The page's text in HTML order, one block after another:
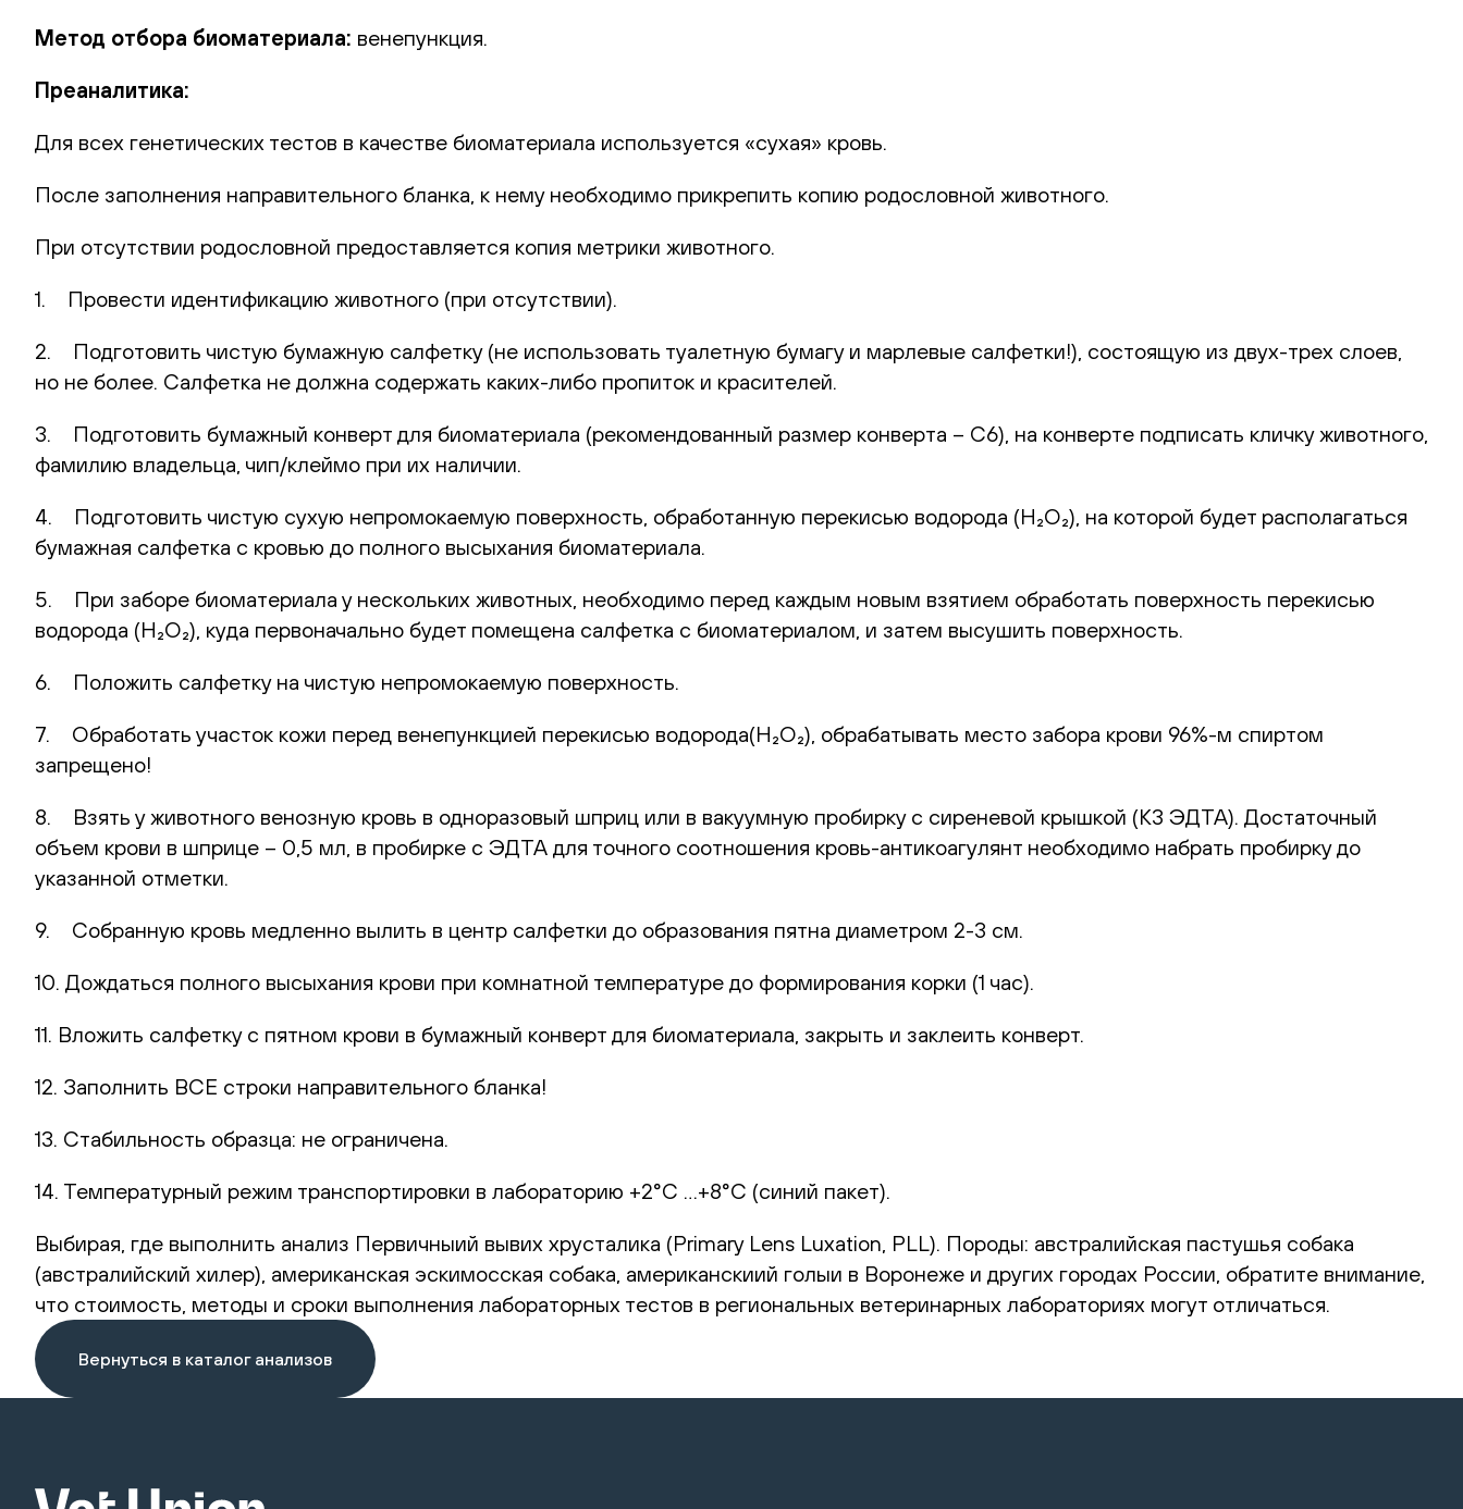
Метод отбора биоматериала: венепункция.
Преаналитика:
Для всех генетических тестов в качестве биоматериала используется «сухая» кровь.
После заполнения направительного бланка, к нему необходимо прикрепить копию родословной животного.
При отсутствии родословной предоставляется копия метрики животного.
1. Провести идентификацию животного (при отсутствии).
2. Подготовить чистую бумажную салфетку (не использовать туалетную бумагу и марлевые салфетки!), состоящую из двух-трех слоев,
но не более. Салфетка не должна содержать каких-либо пропиток и красителей.
3. Подготовить бумажный конверт для биоматериала (рекомендованный размер конверта – С6), на конверте подписать кличку животного,
фамилию владельца, чип/клеймо при их наличии.
4. Подготовить чистую сухую непромокаемую поверхность, обработанную перекисью водорода (H₂O₂), на которой будет располагаться
бумажная салфетка с кровью до полного высыхания биоматериала.
5. При заборе биоматериала у нескольких животных, необходимо перед каждым новым взятием обработать поверхность перекисью
водорода (H₂O₂), куда первоначально будет помещена салфетка с биоматериалом, и затем высушить поверхность.
6. Положить салфетку на чистую непромокаемую поверхность.
7. Обработать участок кожи перед венепункцией перекисью водорода(H₂O₂), обрабатывать место забора крови 96%-м спиртом
запрещено!
8. Взять у животного венозную кровь в одноразовый шприц или в вакуумную пробирку с сиреневой крышкой (К3 ЭДТА). Достаточный
объем крови в шприце – 0,5 мл, в пробирке с ЭДТА для точного соотношения кровь-антикоагулянт необходимо набрать пробирку до
указанной отметки.
9. Собранную кровь медленно вылить в центр салфетки до образования пятна диаметром 2-3 см.
10. Дождаться полного высыхания крови при комнатной температуре до формирования корки (1 час).
11. Вложить салфетку с пятном крови в бумажный конверт для биоматериала, закрыть и заклеить конверт.
12. Заполнить ВСЕ строки направительного бланка!
13. Стабильность образца: не ограничена.
14. Температурный режим транспортировки в лабораторию +2°С …+8°С (синий пакет).
Выбирая, где выполнить анализ Первичныий вывих хрусталика (Primary Lens Luxation, PLL). Породы: австралийская пастушья собака
(австралийский хилер), американская эскимосская собака, американскиий голыи в Воронеже и других городах России, обратите внимание,
что стоимость, методы и сроки выполнения лабораторных тестов в региональных ветеринарных лабораториях могут отличаться.
Вернуться в каталог анализов